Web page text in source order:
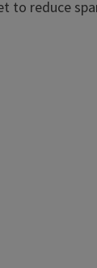
to reduce